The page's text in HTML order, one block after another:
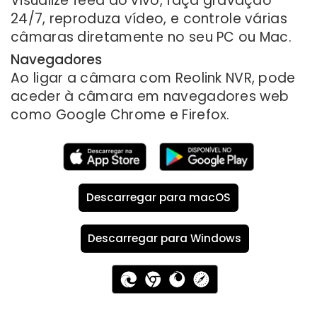
24/7, reproduza vídeo, e controle várias
câmaras diretamente no seu PC ou Mac.
Navegadores
Ao ligar a câmara com Reolink NVR, pode
aceder à câmara em navegadores web
como Google Chrome e Firefox.
Descarregar para macOS
Descarregar para Windows